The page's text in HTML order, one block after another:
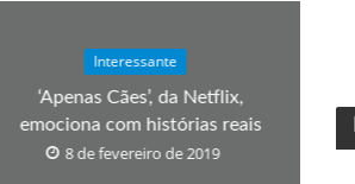
Interessante
‘Apenas Cães’, da Netflix,
emociona com histórias reais
8 de fevereiro de 2019